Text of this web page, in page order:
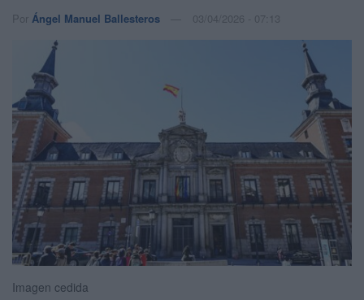
Por Ángel Manuel Ballesteros 03/04/2026 - 07:13
Imagen cedida